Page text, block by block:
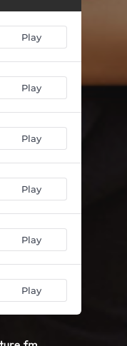
Play
Play
Play
Play
Play
Play